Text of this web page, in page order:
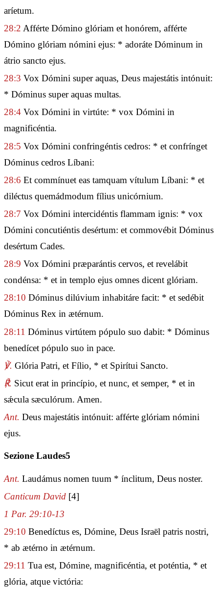
aríetum.
28:2 Afférte Dómino glóriam et honórem, afférte
Dómino glóriam nómini ejus: * adoráte Dóminum in
átrio sancto ejus.
28:3 Vox Dómini super aquas, Deus majestátis intónuit:
* Dóminus super aquas multas.
28:4 Vox Dómini in virtúte: * vox Dómini in
magnificéntia.
28:5 Vox Dómini confringéntis cedros: * et confrínget
Dóminus cedros Líbani:
28:6 Et commínuet eas tamquam vítulum Líbani: * et
diléctus quemádmodum fílius unicórnium.
28:7 Vox Dómini intercidéntis flammam ignis: * vox
Dómini concutiéntis desértum: et commovébit Dóminus
desértum Cades.
28:9 Vox Dómini præparántis cervos, et revelábit
condénsa: * et in templo ejus omnes dicent glóriam.
28:10 Dóminus dilúvium inhabitáre facit: * et sedébit
Dóminus Rex in ætérnum.
28:11 Dóminus virtútem pópulo suo dabit: * Dóminus
benedícet pópulo suo in pace.
℣. Glória Patri, et Fílio, * et Spirítui Sancto.
℟. Sicut erat in princípio, et nunc, et semper, * et in
sǽcula sæculórum. Amen.
Ant. Deus majestátis intónuit: afférte glóriam nómini
ejus.
Sezione Laudes5
Ant. Laudámus nomen tuum * ínclitum, Deus noster.
Canticum David [4]
1 Par. 29:10-13
29:10 Benedíctus es, Dómine, Deus Israël patris nostri,
* ab ætérno in ætérnum.
29:11 Tua est, Dómine, magnificéntia, et poténtia, * et
glória, atque victória: